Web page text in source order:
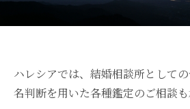
ハレシアでは、結婚相談所として
名判断を用いた各種鑑定のご相談も